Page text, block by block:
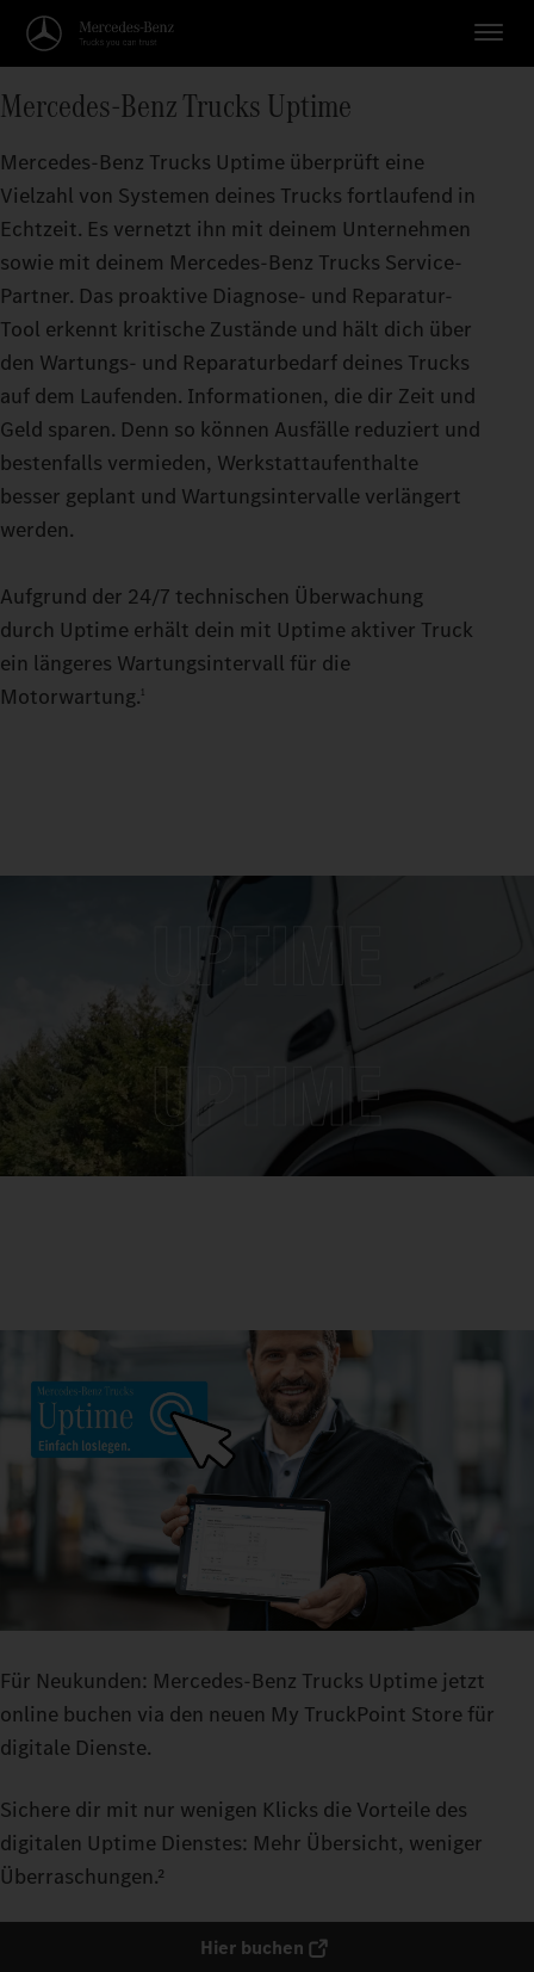
Mercedes‑Benz Trucks Uptime
Mercedes‑Benz Trucks Uptime überprüft eine
Vielzahl von Systemen deines Trucks fortlaufend in
Echtzeit. Es vernetzt ihn mit deinem Unternehmen
sowie mit deinem Mercedes‑Benz Trucks Service-
Partner. Das proaktive Diagnose- und Reparatur-
Tool erkennt kritische Zustände und hält dich über
den Wartungs- und Reparaturbedarf deines Trucks
auf dem Laufenden. Informationen, die dir Zeit und
Geld sparen. Denn so können Ausfälle reduziert und
bestenfalls vermieden, Werkstattaufenthalte
besser geplant und Wartungsintervalle verlängert
werden.
Aufgrund der 24/7 technischen Überwachung
durch Uptime erhält dein mit Uptime aktiver Truck
ein längeres Wartungsintervall für die
Motorwartung.1
Für Neukunden: Mercedes‑Benz Trucks Uptime jetzt
online buchen via den neuen My TruckPoint Store für
digitale Dienste.
Sichere dir mit nur wenigen Klicks die Vorteile des
digitalen Uptime Dienstes: Mehr Übersicht, weniger
Überraschungen.²
Hier buchen